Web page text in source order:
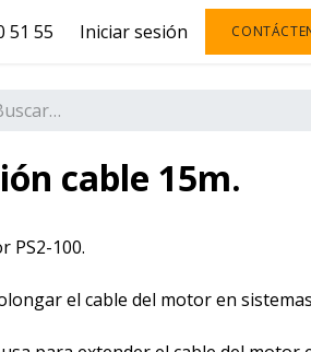
51 55 Iniciar sesión
cable 15m.
PS2-100.
el cable del motor en